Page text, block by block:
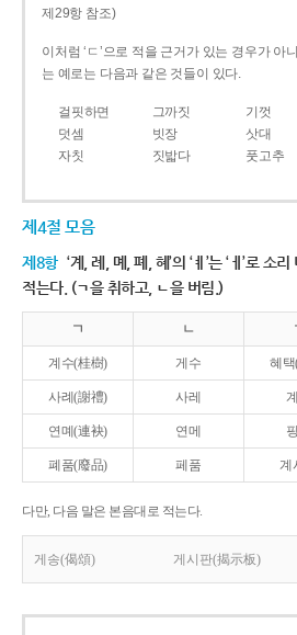
제29항 참조)
이처럼 ‘ㄷ’으로 적을 근거가 있는 경우가 아
는 예로는 다음과 같은 것들이 있다.
걸핏하면 그까짓 기껏
덧셈
빗장 삿대
자칫
짓밟다 풋고추
제4절 모음
제8항 ‘계, 례, 몌, 폐, 혜’의 ‘ㅖ’는 ‘ㅔ’로 소
적는다. (ㄱ을 취하고, ㄴ을 버림.)
ㄱ ㄴ
계수(桂樹) 게수 혜
사례(謝禮) 사레
연몌(連袂) 연메
폐품(廢品) 페품 계
다만, 다음 말은 본음대로 적는다.
게송(偈頌) 게시판(揭示板)